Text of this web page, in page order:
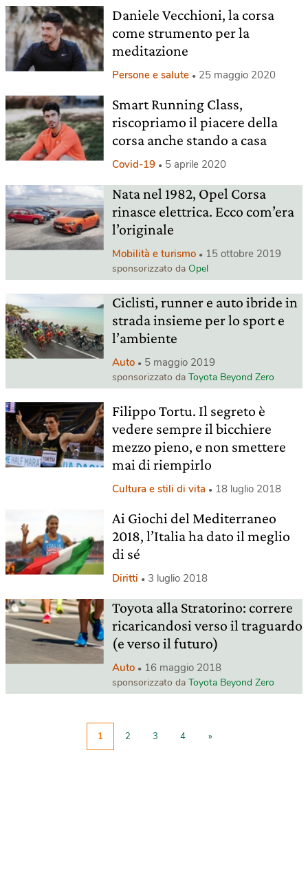
Daniele Vecchioni, la corsa
come strumento per la
meditazione
Persone e salute 25 maggio 2020
Smart Running Class,
riscopriamo il piacere della
corsa anche stando a casa
Covid-19 5 aprile 2020
Nata nel 1982, Opel Corsa
rinasce elettrica. Ecco com’era
l’originale
Mobilità e turismo 15 ottobre 2019
sponsorizzato da Opel
Ciclisti, runner e auto ibride in
strada insieme per lo sport e
l’ambiente
Auto 5 maggio 2019
sponsorizzato da Toyota Beyond Zero
Filippo Tortu. Il segreto è
vedere sempre il bicchiere
mezzo pieno, e non smettere
mai di riempirlo
Cultura e stili di vita 18 luglio 2018
Ai Giochi del Mediterraneo
2018, l’Italia ha dato il meglio
di sé
Diritti 3 luglio 2018
Toyota alla Stratorino: correre
ricaricandosi verso il traguardo
(e verso il futuro)
Auto 16 maggio 2018
sponsorizzato da Toyota Beyond Zero
1 2 3 4 »